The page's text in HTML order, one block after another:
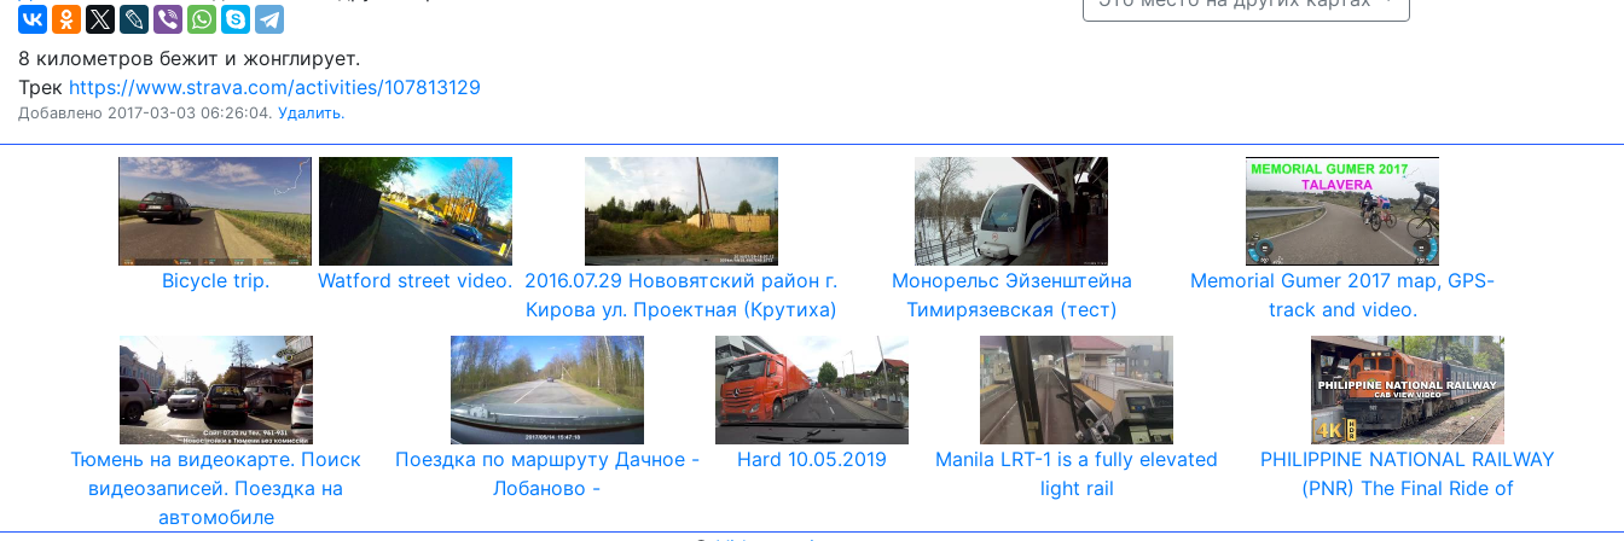
8 километров бежит и жонглирует.
Трек https://www.strava.com/activities/107813129
Добавлено 2017-03-03 06:26:04. Удалить.
Bicycle trip. Watford street video. 2016.07.29 Нововятский район г.
Кирова ул. Проектная (Крутиха)
Монорельс Эйзенштейна
Тимирязевская (тест)
Memorial Gumer 2017 map, GPS-
track and video.
Тюмень на видеокарте. Поиск
видеозаписей. Поездка на
автомобиле
Поездка по маршруту Дачное -
Лобаново -
Hard 10.05.2019
Manila LRT-1 is a fully elevated
light rail
PHILIPPINE NATIONAL RAILWAY
(PNR) The Final Ride of